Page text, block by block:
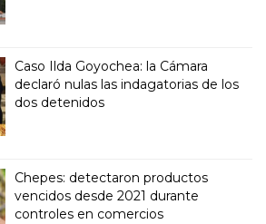
Caso Ilda Goyochea: la Cámara
declaró nulas las indagatorias de los
dos detenidos
Chepes: detectaron productos
vencidos desde 2021 durante
controles en comercios